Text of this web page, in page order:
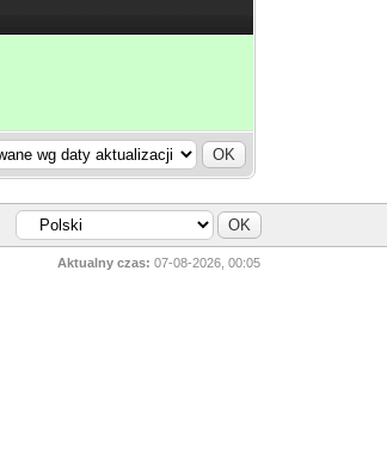
Aktualny czas: 07-08-2026, 00:05